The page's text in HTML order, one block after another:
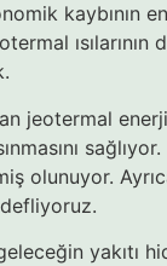
jeotermal
yakıtı